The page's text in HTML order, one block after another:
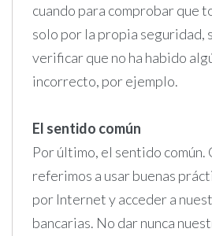
cuando para comprobar que
solo por la propia seguridad,
verificar que no ha habido
incorrecto, por ejemplo.
El sentido común
Por último, el sentido común.
referimos a usar buenas
por Internet y acceder a
bancarias. No dar nunca